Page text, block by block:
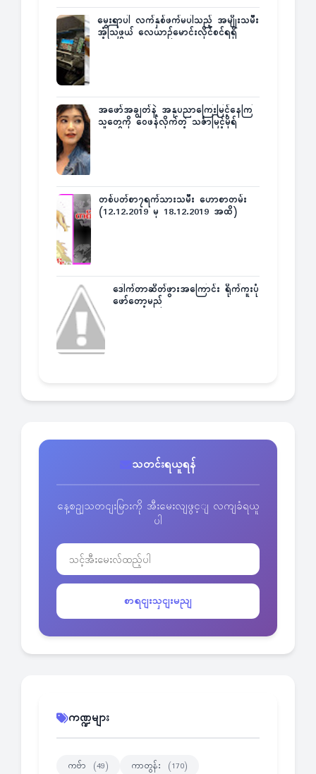
မွေးရာပါ လက်နှစ်ဖက်မပါသည့် အမျိုးသမီး
အံ့သြဖွယ် လေယာဉ်မောင်းလိုင်စင်ရရှိ
အဖော်အချွတ်နဲ့ အနုပညာကြေးမြင့်နေကြ
သူတွေကို ဝေဖန်လိုက်တဲ့ သင်္ဇာမြင့်မိုရ်
တစ်ပတ်စာ၇ရက်သားသမီး ဟောစာတမ်း
(12.12.2019 မှ 18.12.2019 အထိ)
ဒေါက်တာဆိတ်ဖွားအကြောင်း ရိုက်ကူးပုံ
ဖော်တော့မည်
သတင်းရယူရန်
နေ့စဥျသတငျးမြားကို အီးမေးလျဖွင့ျ လကျခံရယူ
ပါ
စာရငျးသှငျးမညျ
ကဏ္ဍများ
ကဗ်ာ (49) ကာတွန်း (170)